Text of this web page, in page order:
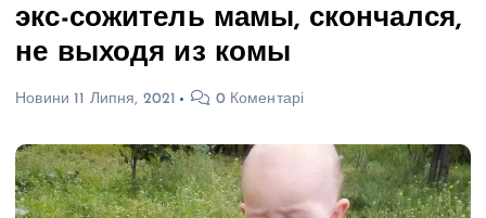
экс-сожитель мамы, скончался,
не выходя из комы
Новини 11 Липня, 2021 0 Коментарі